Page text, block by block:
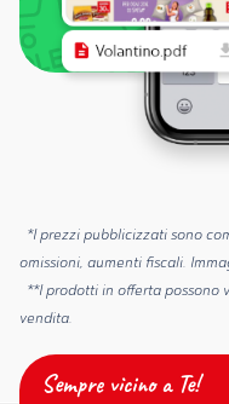
*I prezzi pubblicizzati sono
omissioni, aumenti fiscali.
**I prodotti in offerta possono
vendita.
Sempre vicino a Te!